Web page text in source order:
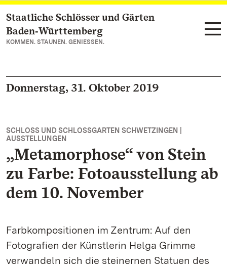
Zum Hauptinhalt springen
Staatliche Schlösser und Gärten
Baden‑Württemberg
KOMMEN. STAUNEN. GENIESSEN.
Donnerstag, 31. Oktober 2019
SCHLOSS UND SCHLOSSGARTEN SCHWETZINGEN |
AUSSTELLUNGEN
„Metamorphose“ von Stein
zu Farbe: Fotoausstellung ab
dem 10. November
Farbkompositionen im Zentrum: Auf den
Fotografien der Künstlerin Helga Grimme
verwandeln sich die steinernen Statuen des